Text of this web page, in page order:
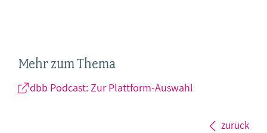
Mehr zum Thema
dbb Podcast: Zur Plattform-Auswahl
zurück